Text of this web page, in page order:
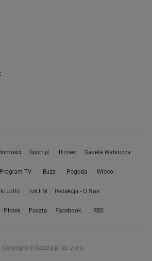
Sport.pl Biznes Gazeta Wyborcza
Program TV Buzz Pogoda Wideo
Lotto Tok.FM Redakcja - O Nas
Plotek Poczta Facebook RSS
Copyright © Gazeta.pl sp. z o.o.